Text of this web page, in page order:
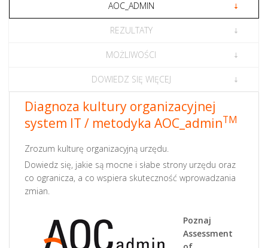
AOC_ADMIN
REZULTATY
MOŻLIWOŚCI
DOWIEDZ SIĘ WIĘCEJ
Diagnoza kultury organizacyjnej
system IT / metodyka AOC_adminTM
Zrozum kulturę organizacyjną urzędu.
Dowiedz się, jakie są mocne i słabe strony urzędu oraz
co ogranicza, a co wspiera skuteczność wprowadzania
zmian.
Poznaj
Assessment